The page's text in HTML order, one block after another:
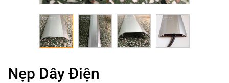
Nẹp Dây Điện